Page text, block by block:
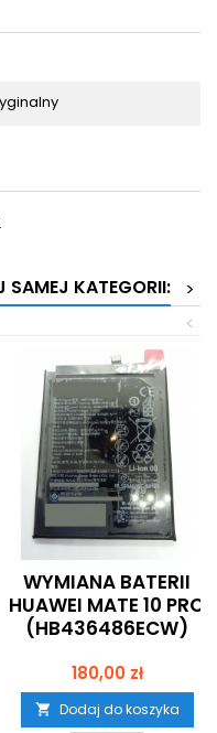
SAMEJ KATEGORII:
>
<
WYMIANA BATERII
HUAWEI MATE 10 PRO
(HB436486ECW)
Cena
180,00 zł
 Dodaj do koszyka